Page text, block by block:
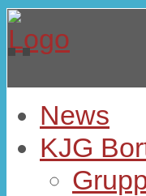
News
KJG